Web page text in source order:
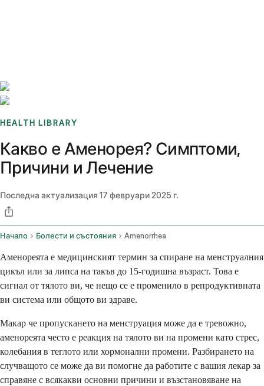
HEALTH LIBRARY
Какво е Аменорея? Симптоми,
Причини и Лечение
Последна актуализация 17 февруари 2025 г.
Начало Болести и състояния Amenorrhea
Аменореята е медицинският термин за спиране на менструалния
цикъл или за липса на такъв до 15-годишна възраст. Това е
сигнал от тялото ви, че нещо се е променило в репродуктивната
ви система или общото ви здраве.
Макар че пропускането на менструация може да е тревожно,
аменореята често е реакция на тялото ви на промени като стрес,
колебания в теглото или хормонални промени. Разбирането на
случващото се може да ви помогне да работите с вашия лекар за
справяне с всякакви основни причини и възстановяване на